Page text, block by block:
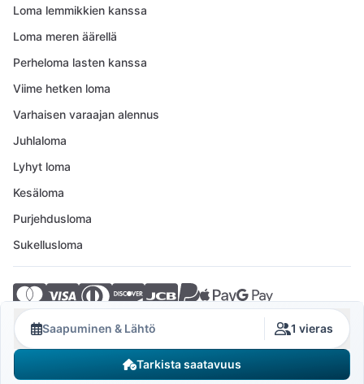
Saapuminen & Lähtö 1 vieras
Tarkista saatavuus
Loma lemmikkien kanssa
Loma meren äärellä
Perheloma lasten kanssa
Viime hetken loma
Varhaisen varaajan alennus
Juhlaloma
Lyhyt loma
Kesäloma
Purjehdusloma
Sukellusloma
© 2026 Crovillas GmbH